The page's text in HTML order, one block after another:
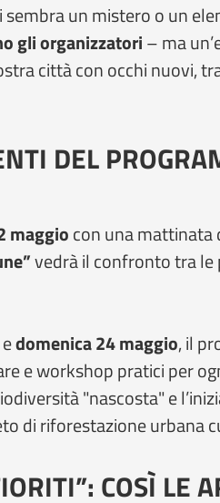
un mistero o un
gli organizzatori– ma
città con occhi nuovi,
DEL
maggiocon una mattinata
vedrà il confronto tra le
edomenica 24 maggio, il
e workshop pratici per
"nascosta" e
di riforestazione urbana
COSÌ LE